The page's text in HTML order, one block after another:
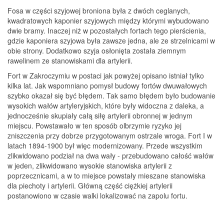
Fosa w części szyjowej broniona była z dwóch ceglanych,
kwadratowych kaponier szyjowych między którymi wybudowano
dwie bramy. Inaczej niż w pozostałych fortach tego pierścienia,
gdzie kaponiera szyjowa była zawsze jedna, ale ze strzelnicami w
obie strony. Dodatkowo szyja osłonięta została ziemnym
rawelinem ze stanowiskami dla artylerii.
Fort w Zakroczymiu w postaci jak powyżej opisano istniał tylko
kilka lat. Jak wspomniano pomysł budowy fortów dwuwałowych
szybko okazał się być błędem. Tak samo błędem było budowanie
wysokich wałów artyleryjskich, które były widoczna z daleka, a
jednocześnie skupiały całą siłę artylerii obronnej w jednym
miejscu. Powstawało w ten sposób olbrzymie ryzyko jej
zniszczenia przy dobrze przygotowanym ostrzale wroga. Fort I w
latach 1894-1900 był więc modernizowany. Przede wszystkim
zlikwidowano podział na dwa wały - przebudowano całość wałów
w jeden, zlikwidowano wysokie stanowiska artylerii z
poprzecznicami, a w to miejsce powstały mieszane stanowiska
dla piechoty i artylerii. Główną część ciężkiej artylerii
postanowiono w czasie walki lokalizować na zapolu fortu.